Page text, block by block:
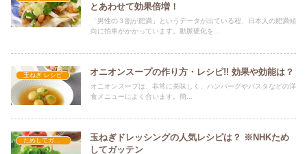
とあわせて効果倍増！
「男性の３割が肥満」というデータが出ている程、日本人の肥満傾
向に拍車がかかっています。動脈硬化を...
玉ねぎ レシピ オニオンスープの作り方・レシピ!! 効果や効能は？
オニオンスープは、非常に美味しく、ハンバーグやパスタなどの洋
食メニューによく合います。簡...
玉ねぎドレッシングの人気レシピは？ ※NHKため
してガッテン